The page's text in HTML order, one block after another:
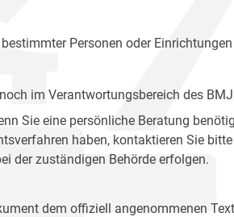
Personen oder
im Verantwortungsbereich des
Sie eine persönliche Beratung
haben, kontaktieren Sie
der zuständigen Behörde erfolgen.
dem offiziell angenommenen